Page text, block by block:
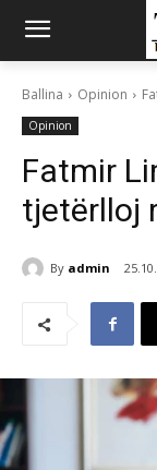
Ballina Opinion
Opinion
Fatmir
tjetërlloj
By admin